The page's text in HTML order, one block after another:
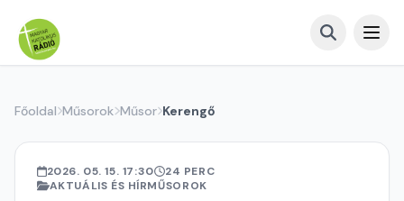
Főoldal Műsorok Műsor Kerengő
2026. 05. 15. 17:30
24 PERC
AKTUÁLIS ÉS HÍRMŰSOROK